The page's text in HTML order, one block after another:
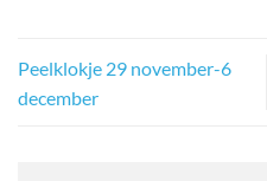
Peelklokje 29 november-6
december